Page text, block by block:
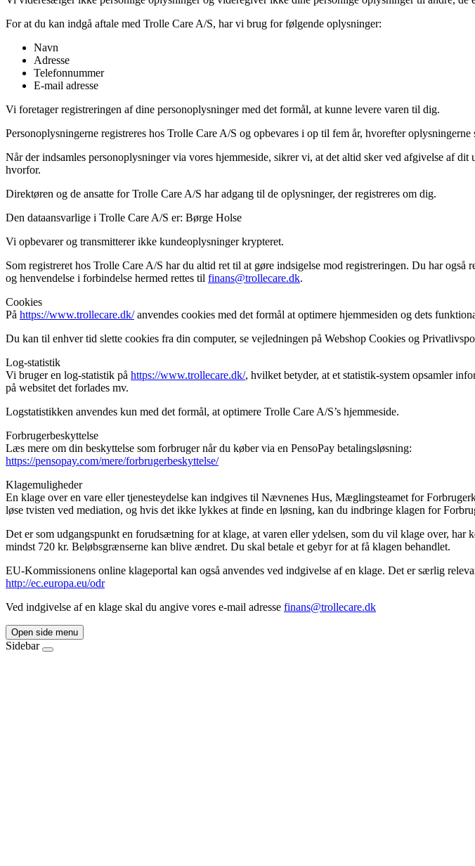
For at du kan indgå aftale med Trolle Care A/S, har vi brug for følgende oplysninger:
Navn
Adresse
Telefonnummer
E-mail adresse
Vi foretager registreringen af dine personoplysninger med det formål, at kunne levere varen til dig.
Personoplysningerne registreres hos Trolle Care A/S og opbevares i op til fem år, hvorefter oplysningerne
Når der indsamles personoplysninger via vores hjemmeside, sikrer vi, at det altid sker ved afgivelse af
hvorfor.
Direktøren og de ansatte for Trolle Care A/S har adgang til de oplysninger, der registreres om dig.
Den dataansvarlige i Trolle Care A/S er: Børge Holse
Vi opbevarer og transmitterer ikke kundeoplysninger krypteret.
Som registreret hos Trolle Care A/S har du altid ret til at gøre indsigelse mod registreringen. Du har
og henvendelse i forbindelse hermed rettes til finans@trollecare.dk.
Cookies
På https://www.trollecare.dk/anvendes cookies med det formål at optimere hjemmesiden og dets
Du kan til enhver tid slette cookies fra din computer, se vejledningen på Webshop Cookies og
Log-statistik
Vi bruger en log-statistik på https://www.trollecare.dk/, hvilket betyder, at et statistik-system opsamler
på websitet det forlades mv.
Logstatistikken anvendes kun med det formål, at optimere Trolle Care A/S’s hjemmeside.
Forbrugerbeskyttelse
Læs mere om din beskyttelse som forbruger når du køber via en PensoPay betalingsløsning:
https://pensopay.com/mere/forbrugerbeskyttelse/
Klagemuligheder
En klage over en vare eller tjenesteydelse kan indgives til Nævnenes Hus, Mæglingsteamet for
løse tvisten ved mediation, og hvis det ikke lykkes at finde en løsning, kan du indbringe klagen for
Det er som udgangspunkt en forudsætning for at klage, at varen eller ydelsen, som du vil klage over,
mindst 720 kr. Beløbsgrænserne kan blive ændret. Du skal betale et gebyr for at få klagen behandlet.
EU-Kommissionens online klageportal kan også anvendes ved indgivelse af en klage. Det er særlig
http://ec.europa.eu/odr
Ved indgivelse af en klage skal du angive vores e-mail adresse finans@trollecare.dk
Open side menu
Sidebar